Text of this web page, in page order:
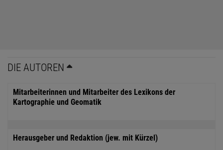
DIE AUTOREN
Mitarbeiterinnen und Mitarbeiter des Lexikons der
Kartographie und Geomatik
Herausgeber und Redaktion (jew. mit Kürzel)